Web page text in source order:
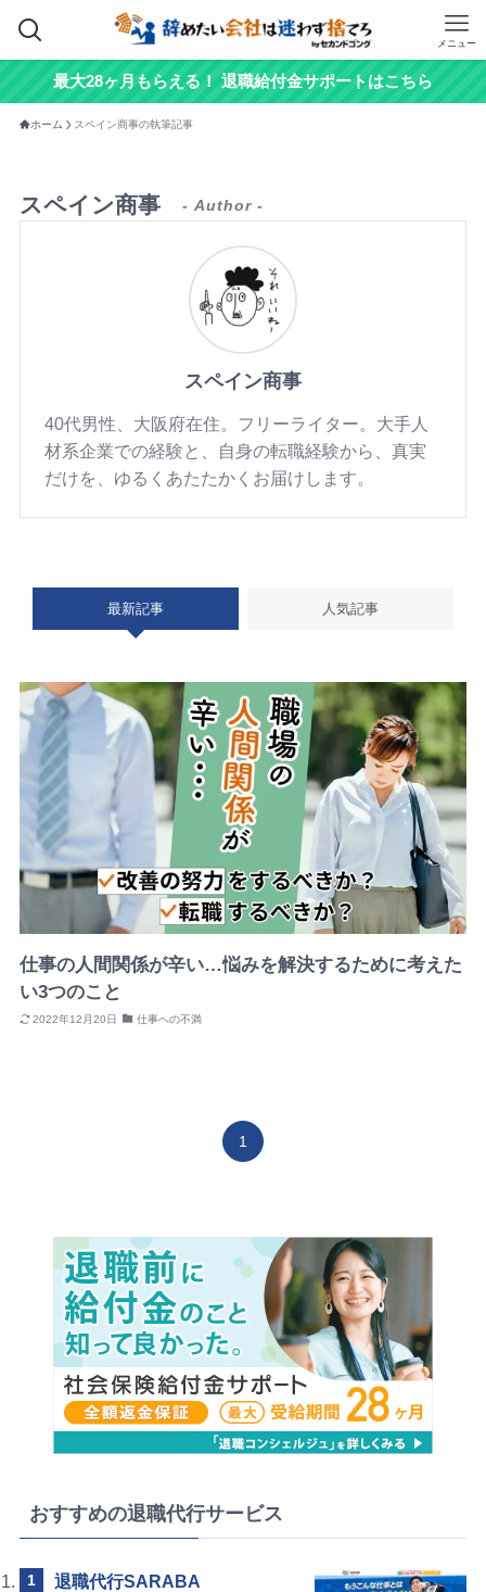
メニュー
最大28ヶ月もらえる！ 退職給付金サポートはこちら
ホーム スペイン商事の執筆記事
スペイン商事 - Author -
スペイン商事
40代男性、大阪府在住。フリーライター。大手人
材系企業での経験と、自身の転職経験から、真実
だけを、ゆるくあたたかくお届けします。
最新記事 人気記事
仕事の人間関係が辛い…悩みを解決するために考えた
い3つのこと
2022年12月20日 仕事への不満
1
おすすめの退職代行サービス
退職代行SARABA